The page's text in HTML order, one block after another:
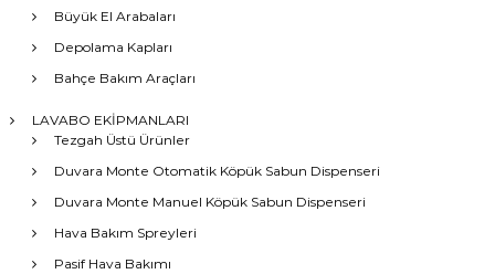
Büyük El Arabaları
Depolama Kapları
Bahçe Bakım Araçları
LAVABO EKİPMANLARI
Tezgah Üstü Ürünler
Duvara Monte Otomatik Köpük Sabun Dispenseri
Duvara Monte Manuel Köpük Sabun Dispenseri
Hava Bakım Spreyleri
Pasif Hava Bakımı